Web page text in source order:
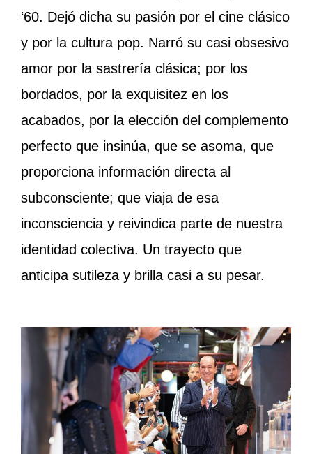
‘60. Dejó dicha su pasión por el cine clásico
y por la cultura pop. Narró su casi obsesivo
amor por la sastrería clásica; por los
bordados, por la exquisitez en los
acabados, por la elección del complemento
perfecto que insinúa, que se asoma, que
proporciona información directa al
subconsciente; que viaja de esa
inconsciencia y reivindica parte de nuestra
identidad colectiva. Un trayecto que
anticipa sutileza y brilla casi a su pesar.